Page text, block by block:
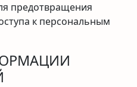
предотвращения
к персональным